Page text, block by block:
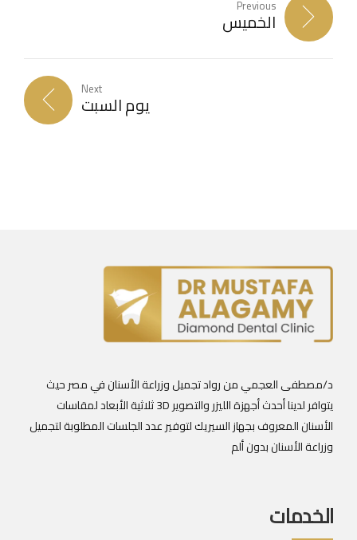
Previous
الخميس
Next
يوم السبت
د/مصطفى العجمي من رواد تجميل وزراعة الأسنان في مصر حيث
يتوافر لدينا أحدث أجهزة الليزر والتصوير 3D ثلاثية الأبعاد لمقاسات
الأسنان المعروف بجهاز السيريك لتوفير عدد الجلسات المطلوبة لتجميل
وزراعة الأسنان بدون ألم
الخدمات